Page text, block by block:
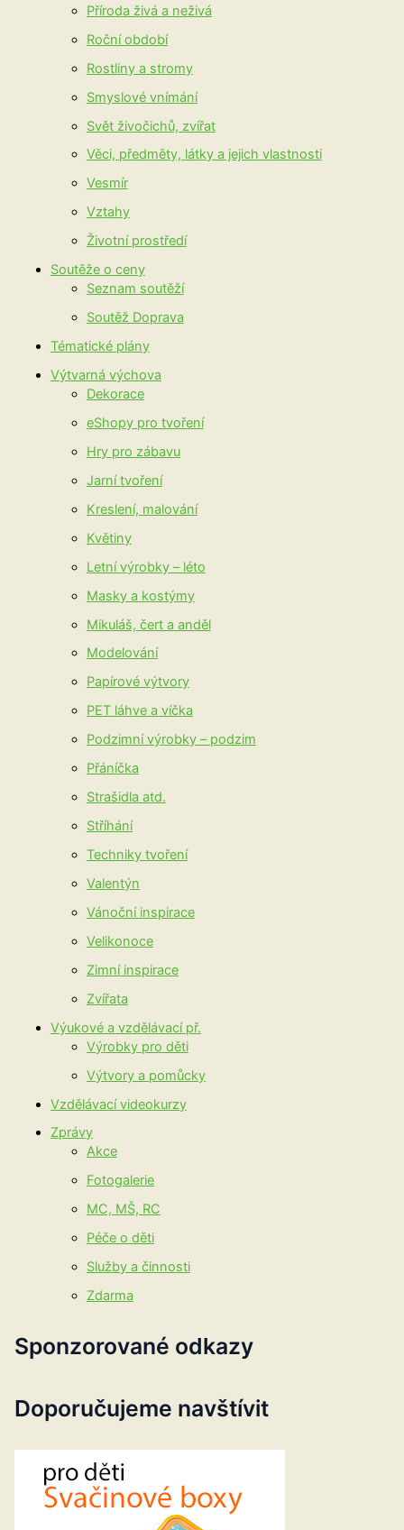
Příroda živá a neživá
Roční období
Rostliny a stromy
Smyslové vnímání
Svět živočichů, zvířat
Věci, předměty, látky a jejich vlastnosti
Vesmír
Vztahy
Životní prostředí
Soutěže o ceny
Seznam soutěží
Soutěž Doprava
Tématické plány
Výtvarná výchova
Dekorace
eShopy pro tvoření
Hry pro zábavu
Jarní tvoření
Kreslení, malování
Květiny
Letní výrobky – léto
Masky a kostýmy
Mikuláš, čert a anděl
Modelování
Papírové výtvory
PET láhve a víčka
Podzimní výrobky – podzim
Přáníčka
Strašidla atd.
Stříhání
Techniky tvoření
Valentýn
Vánoční inspirace
Velikonoce
Zimní inspirace
Zvířata
Výukové a vzdělávací př.
Výrobky pro děti
Výtvory a pomůcky
Vzdělávací videokurzy
Zprávy
Akce
Fotogalerie
MC, MŠ, RC
Péče o děti
Služby a činnosti
Zdarma
Sponzorované odkazy
Doporučujeme navštívit